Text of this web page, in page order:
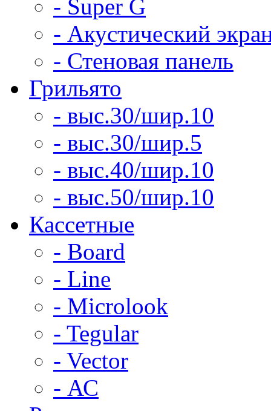
- Super G
- Акустический
- Стеновая панель
Грильято
- выс.30/шир.10
- выс.30/шир.5
- выс.40/шир.10
- выс.50/шир.10
Кассетные
- Board
- Line
- Microlook
- Tegular
- Vector
- АС